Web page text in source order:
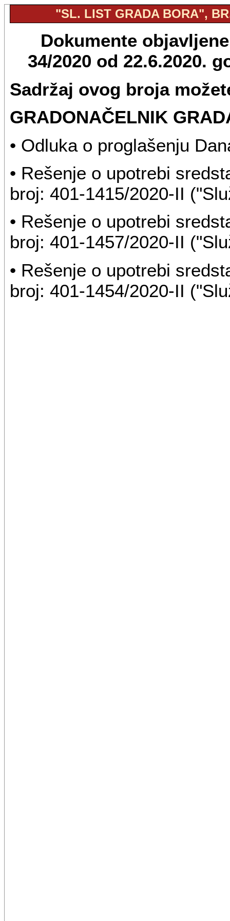
"SL. LIST GRADA BORA",
Dokumente
34/2020 od 22.6.2020.
Sadržaj ovog broja
GRADONAČELNIK
• Odluka o proglašenju
• Rešenje o upotrebi
broj: 401-1415/2020-II
• Rešenje o upotrebi
broj: 401-1457/2020-II
• Rešenje o upotrebi
broj: 401-1454/2020-II